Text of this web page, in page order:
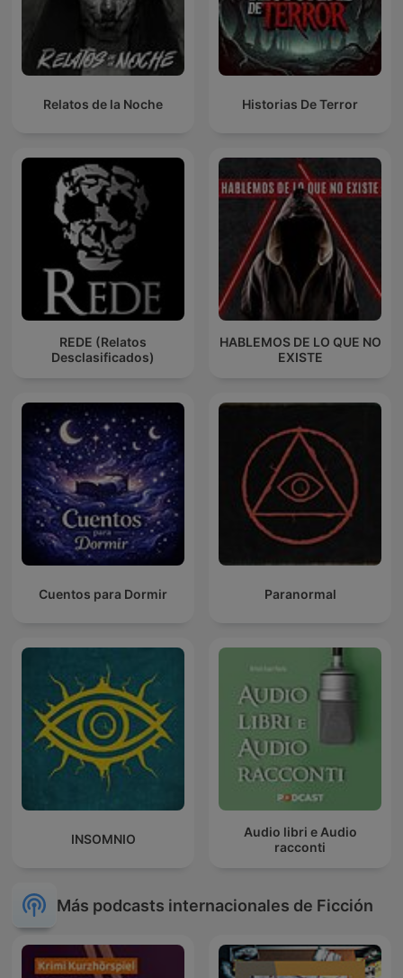
Relatos de la Noche Historias De Terror
REDE (Relatos
Desclasificados)
HABLEMOS DE LO QUE NO
EXISTE
Cuentos para Dormir Paranormal
INSOMNIO
Audio libri e Audio
racconti
Más podcasts internacionales de Ficción